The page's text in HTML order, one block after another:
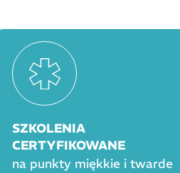
SZKOLENIA
CERTYFIKOWANE
na punkty miękkie i twarde